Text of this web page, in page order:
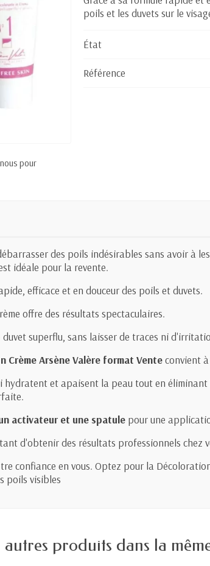
pour
poils et les duvets sur le
État
Référence
des poils indésirables sans avoir à
idéale pour la revente.
efficace et en douceur des poils et duvets.
offre des résultats spectaculaires.
superflu, sans laisser de traces ni
Crème Arsène Valère format Venteconvient
hydratent et apaisent la peau tout en
activateur et une spatule pour une
d'obtenir des résultats professionnels chez
confiance en vous. Optez pour la
poils visibles
produits dans la